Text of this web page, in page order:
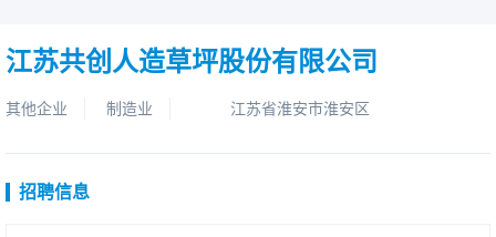
江苏共创人造草坪股份有限公司
其他企业 制造业 江苏省淮安市淮安区
招聘信息